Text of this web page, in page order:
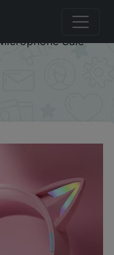
Earphones
Sports
Sale